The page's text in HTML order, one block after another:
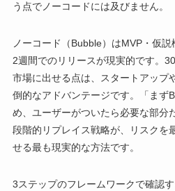
う点でノーコードには及びません。
ノーコード（Bubble）はMVP・仮
2週間でのリリースが現実的です。
市場に出せる点は、スタートアップ
倒的なアドバンテージです。「まず
め、ユーザーがついたら必要な部分
段階的リプレイス戦略が、リスクを
せる最も現実的な方法です。
3ステップのフレームワークで確認